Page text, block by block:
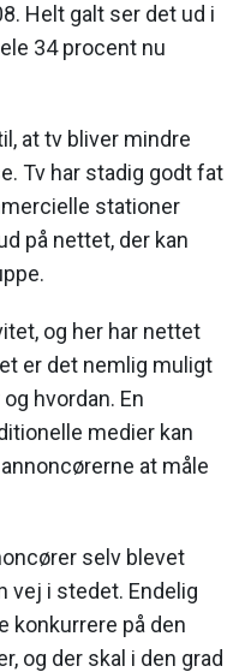
Helt galt ser det ud i
34 procent nu
at tv bliver mindre
Tv har stadig godt fat
stationer
på nettet, der kan
og her har nettet
er det nemlig muligt
hvordan. En
medier kan
at måle
selv blevet
vej i stedet. Endelig
konkurrere på den
og der skal i den grad